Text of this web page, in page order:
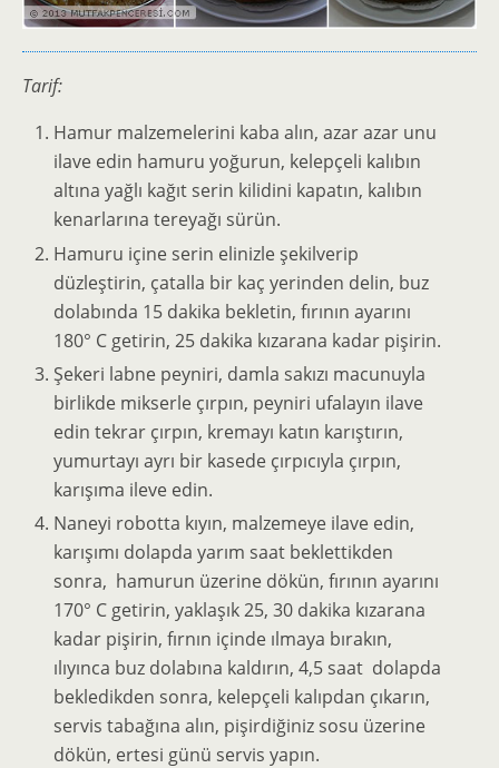
Tarif:
Hamur malzemelerini kaba alın, azar azar unu
ilave edin hamuru yoğurun, kelepçeli kalıbın
altına yağlı kağıt serin kilidini kapatın, kalıbın
kenarlarına tereyağı sürün.
Hamuru içine serin elinizle şekilverip
düzleştirin, çatalla bir kaç yerinden delin, buz
dolabında 15 dakika bekletin, fırının ayarını
180° C getirin, 25 dakika kızarana kadar pişirin.
Şekeri labne peyniri, damla sakızı macunuyla
birlikde mikserle çırpın, peyniri ufalayın ilave
edin tekrar çırpın, kremayı katın karıştırın,
yumurtayı ayrı bir kasede çırpıcıyla çırpın,
karışıma ileve edin.
Naneyi robotta kıyın, malzemeye ilave edin,
karışımı dolapda yarım saat beklettikden
sonra, hamurun üzerine dökün, fırının ayarını
170° C getirin, yaklaşık 25, 30 dakika kızarana
kadar pişirin, fırnın içinde ılmaya bırakın,
ılıyınca buz dolabına kaldırın, 4,5 saat dolapda
bekledikden sonra, kelepçeli kalıpdan çıkarın,
servis tabağına alın, pişirdiğiniz sosu üzerine
dökün, ertesi günü servis yapın.